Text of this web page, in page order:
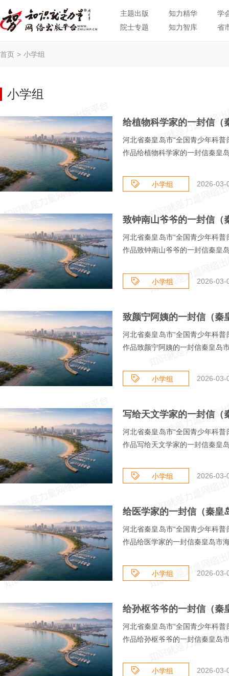
主题出版 知力精华
学
院士专题
知力智库 省
首页 > 小学组
小学组
河北省秦皇岛市“全国青少年科
作品给植物科学家的一封信秦皇
小学组 2026-03-
河北省秦皇岛市“全国青少年科
作品致钟南山爷爷的一封信秦皇
小学组 2026-03-
河北省秦皇岛市“全国青少年科
作品致颜宁阿姨的一封信秦皇岛
小学组 2026-03-
河北省秦皇岛市“全国青少年科
作品写给天文学家的一封信秦皇
小学组 2026-03-
给医学家的一封信（秦皇
河北省秦皇岛市“全国青少年科
作品给医学家的一封信秦皇岛市
小学组 2026-03-
河北省秦皇岛市“全国青少年科
作品给孙枢爷爷的一封信秦皇岛
小学组 2026-03-